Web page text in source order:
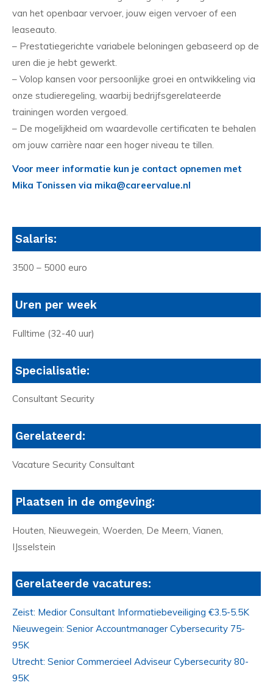
van het openbaar vervoer, jouw eigen vervoer of een
leaseauto.
– Prestatiegerichte variabele beloningen gebaseerd op de
uren die je hebt gewerkt.
– Volop kansen voor persoonlijke groei en ontwikkeling via
onze studieregeling, waarbij bedrijfsgerelateerde
trainingen worden vergoed.
– De mogelijkheid om waardevolle certificaten te behalen
om jouw carrière naar een hoger niveau te tillen.
Voor meer informatie kun je contact opnemen met
Mika Tonissen via mika@careervalue.nl
Salaris:
3500 – 5000 euro
Uren per week
Fulltime (32-40 uur)
Specialisatie:
Consultant Security
Gerelateerd:
Vacature Security Consultant
Plaatsen in de omgeving:
Houten, Nieuwegein, Woerden, De Meern, Vianen,
IJsselstein
Gerelateerde vacatures:
Zeist: Medior Consultant Informatiebeveiliging €3.5-5.5K
Nieuwegein: Senior Accountmanager Cybersecurity 75-
95K
Utrecht: Senior Commercieel Adviseur Cybersecurity 80-
95K